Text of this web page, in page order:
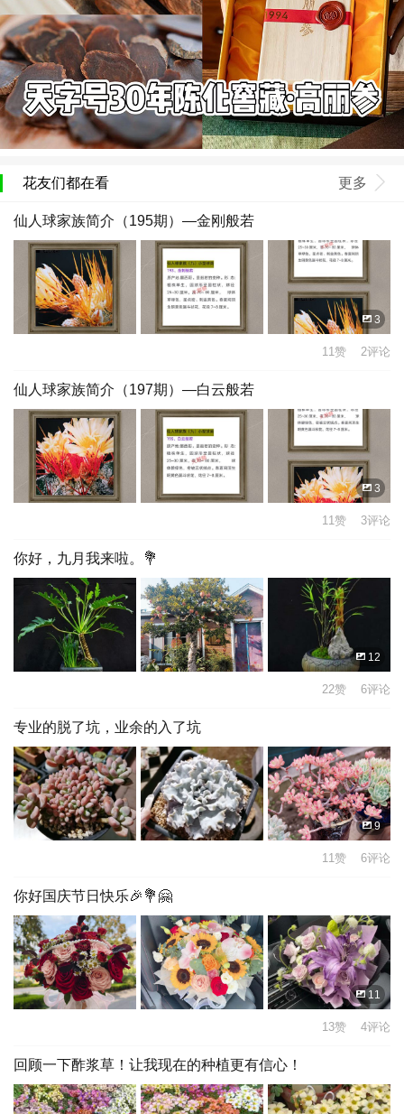
花友们都在看 更多
仙人球家族简介（195期）—金刚般若
3
11赞 2评论
仙人球家族简介（197期）—白云般若
3
11赞 3评论
你好，九月我来啦。💐
12
22赞 6评论
专业的脱了坑，业余的入了坑
9
11赞 6评论
你好国庆节日快乐🎉💐🤗
11
13赞 4评论
回顾一下酢浆草！让我现在的种植更有信心！